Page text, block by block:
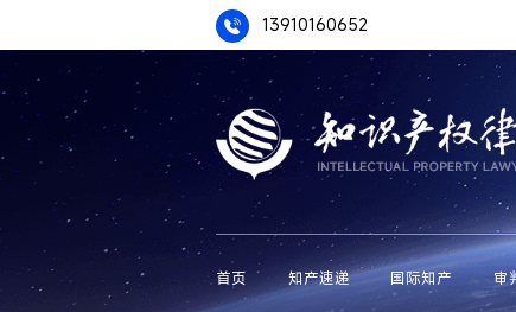
13910160652
首页 知产速递 国际知产 审